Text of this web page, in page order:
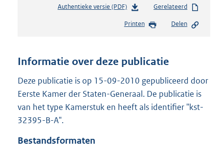
Authentieke versie (PDF)b
s
n
s
r
o
Gerelateerd
Printen Delen
Informatie over deze publicatie
Deze publicatie is op 15-09-2010 gepubliceerd door
Eerste Kamer der Staten-Generaal. De publicatie is
van het type Kamerstuk en heeft als identifier "kst-
32395-B-A".
Bestandsformaten